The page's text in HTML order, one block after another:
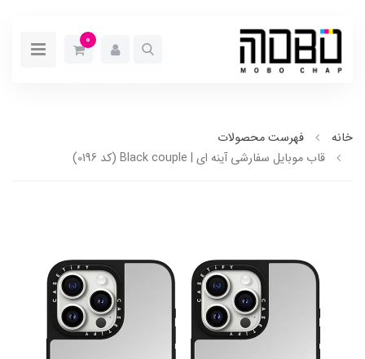
0
خانه
فهرست محصولات
قاب موبایل سفارشی آینه ای | Black couple (کد 0196)